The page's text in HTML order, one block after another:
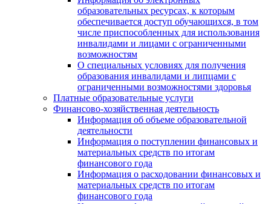
образовательных ресурсах, к которым
обеспечивается доступ обучающихся, в том
числе приспособленных для использования
инвалидами и лицами с ограниченными
возможностям
О специальных условиях для получения
образования инвалидами и липцами с
ограниченными возможностями здоровья
Платные образовательные услуги
Финансово-хозяйственная деятельность
Информация об объеме образовательной
деятельности
Информация о поступлении финансовых и
материальных средств по итогам
финансового года
Информация о расходовании финансовых и
материальных средств по итогам
финансового года